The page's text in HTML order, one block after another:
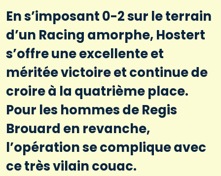
En s’imposant 0-2 sur le terrain
d’un Racing amorphe, Hostert
s’offre une excellente et
méritée victoire et continue de
croire à la quatrième place.
Pour les hommes de Regis
Brouard en revanche,
l’opération se complique avec
ce très vilain couac.